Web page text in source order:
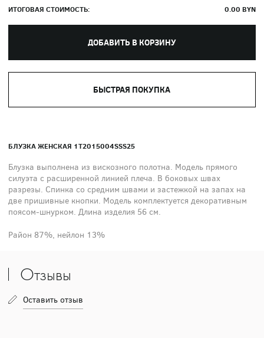
ИТОГОВАЯ СТОИМОСТЬ: 0.00 BYN
ДОБАВИТЬ В КОРЗИНУ
БЫСТРАЯ ПОКУПКА
БЛУЗКА ЖЕНСКАЯ 1T2015004SSS25
Блузка выполнена из вискозного полотна. Модель прямого
силуэта с расширенной линией плеча. В боковых швах
разрезы. Спинка со средним швами и застежкой на запах на
две пришивные кнопки. Модель комплектуется декоративным
поясом-шнурком. Длина изделия 56 см.
Район 87%, нейлон 13%
Отзывы
Оставить отзыв